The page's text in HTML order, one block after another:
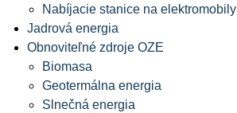
Nabíjacie stanice na elektromobily
Jadrová energia
Obnoviteľné zdroje OZE
Biomasa
Geotermálna energia
Slnečná energia